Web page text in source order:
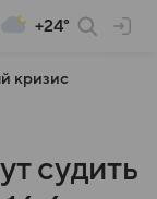
+24°
кризис
судить